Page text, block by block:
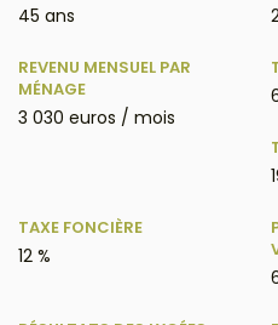
45 ans
REVENU MENSUEL PAR
MÉNAGE
3 030 euros / mois
TAXE FONCIÈRE
12 %